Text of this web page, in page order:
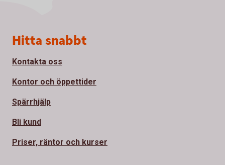
Sidfot
Hitta snabbt
Kontakta oss
Kontor och öppettider
Spärrhjälp
Bli kund
Priser, räntor och kurser